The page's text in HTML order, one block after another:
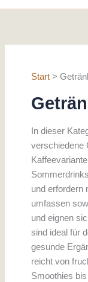
Start
In dieser
verschiedene
und erfordern
umfassen
und eignen
sind ideal für
gesunde
reicht von
Smoothies